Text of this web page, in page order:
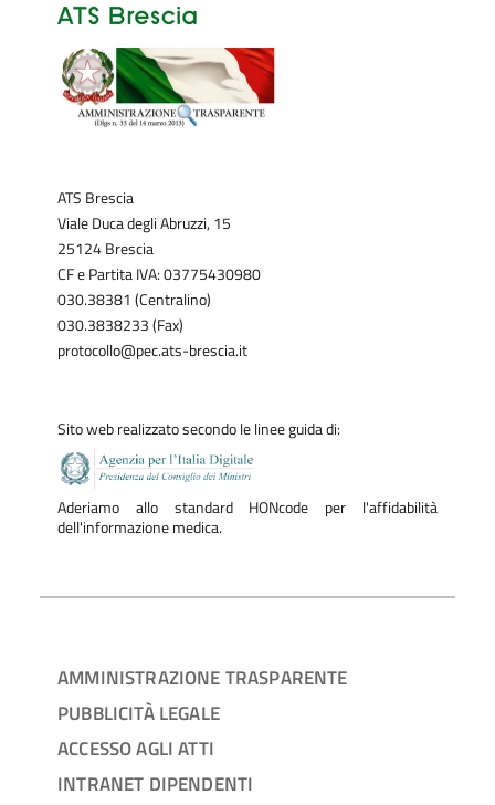
ATS Brescia
Viale Duca degli Abruzzi, 15
25124 Brescia
CF e Partita IVA: 03775430980
030.38381 (Centralino)
030.3838233 (Fax)
protocollo@pec.ats-brescia.it
Sito web realizzato secondo le linee guida di:
Aderiamo allo standard HONcode per l'affidabilità
dell'informazione medica.
AMMINISTRAZIONE TRASPARENTE
PUBBLICITÀ LEGALE
ACCESSO AGLI ATTI
INTRANET DIPENDENTI